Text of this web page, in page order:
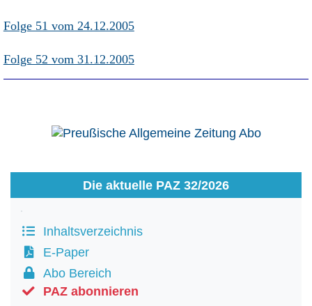
Folge 51 vom 24.12.2005
Folge 52 vom 31.12.2005
Die aktuelle PAZ 32/2026
Inhaltsverzeichnis
E-Paper
Abo Bereich
PAZ abonnieren